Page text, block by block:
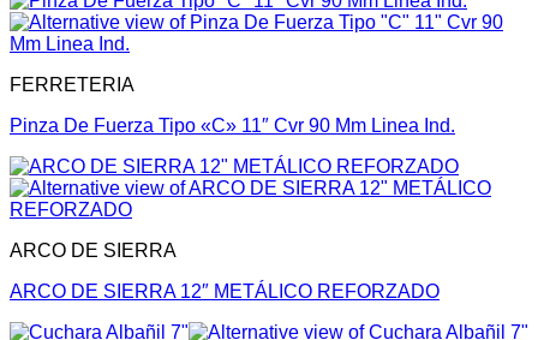
FERRETERIA
Pinza De Fuerza Tipo «C» 11″ Cvr 90 Mm Linea Ind.
ARCO DE SIERRA
ARCO DE SIERRA 12″ METÁLICO REFORZADO